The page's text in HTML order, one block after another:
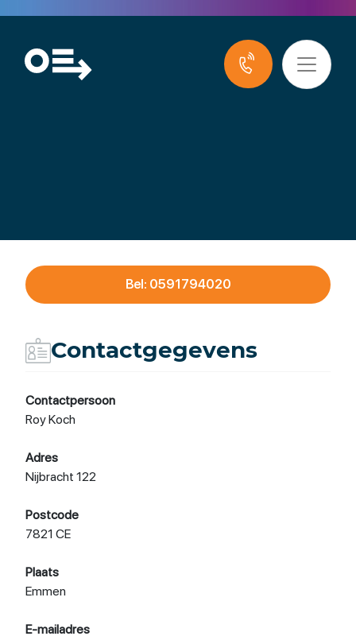
InDiv Solutions B.V.
Bel: 0591794020
Contactgegevens
Contactpersoon
Roy Koch
Adres
Nijbracht 122
Postcode
7821 CE
Plaats
Emmen
E-mailadres